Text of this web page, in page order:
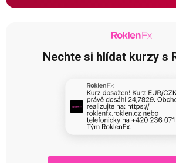
Nechte si hlídat kurzy s